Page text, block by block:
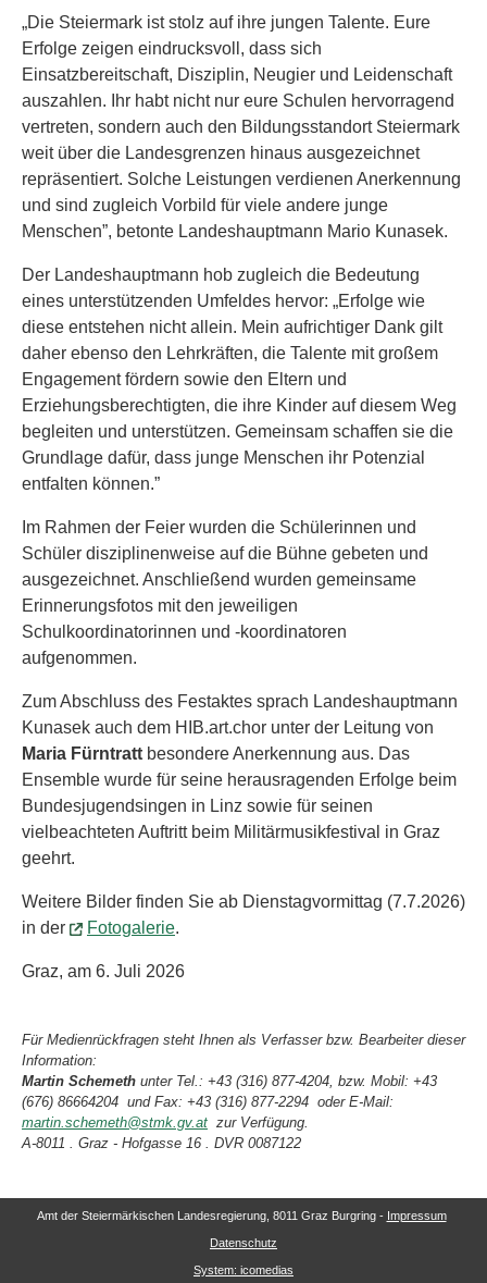
„Die Steiermark ist stolz auf ihre jungen Talente. Eure
Erfolge zeigen eindrucksvoll, dass sich
Einsatzbereitschaft, Disziplin, Neugier und Leidenschaft
auszahlen. Ihr habt nicht nur eure Schulen hervorragend
vertreten, sondern auch den Bildungsstandort Steiermark
weit über die Landesgrenzen hinaus ausgezeichnet
repräsentiert. Solche Leistungen verdienen Anerkennung
und sind zugleich Vorbild für viele andere junge
Menschen”, betonte Landeshauptmann Mario Kunasek.
Der Landeshauptmann hob zugleich die Bedeutung
eines unterstützenden Umfeldes hervor: „Erfolge wie
diese entstehen nicht allein. Mein aufrichtiger Dank gilt
daher ebenso den Lehrkräften, die Talente mit großem
Engagement fördern sowie den Eltern und
Erziehungsberechtigten, die ihre Kinder auf diesem Weg
begleiten und unterstützen. Gemeinsam schaffen sie die
Grundlage dafür, dass junge Menschen ihr Potenzial
entfalten können.”
Im Rahmen der Feier wurden die Schülerinnen und
Schüler disziplinenweise auf die Bühne gebeten und
ausgezeichnet. Anschließend wurden gemeinsame
Erinnerungsfotos mit den jeweiligen
Schulkoordinatorinnen und -koordinatoren
aufgenommen.
Zum Abschluss des Festaktes sprach Landeshauptmann
Kunasek auch dem HIB.art.chor unter der Leitung von
Maria Fürntratt besondere Anerkennung aus. Das
Ensemble wurde für seine herausragenden Erfolge beim
Bundesjugendsingen in Linz sowie für seinen
vielbeachteten Auftritt beim Militärmusikfestival in Graz
geehrt.
Weitere Bilder finden Sie ab Dienstagvormittag (7.7.2026)
in der
Fotogalerie.
Graz, am 6. Juli 2026
Für Medienrückfragen steht Ihnen als Verfasser bzw. Bearbeiter dieser
Information:
Martin Schemeth unter Tel.: +43 (316) 877-4204, bzw. Mobil: +43
(676) 86664204 und Fax: +43 (316) 877-2294 oder E-Mail:
martin.schemeth@stmk.gv.at zur Verfügung.
A-8011 . Graz - Hofgasse 16 . DVR 0087122
Amt der Steiermärkischen Landesregierung, 8011 Graz Burgring - Impressum
Datenschutz
System: icomedias